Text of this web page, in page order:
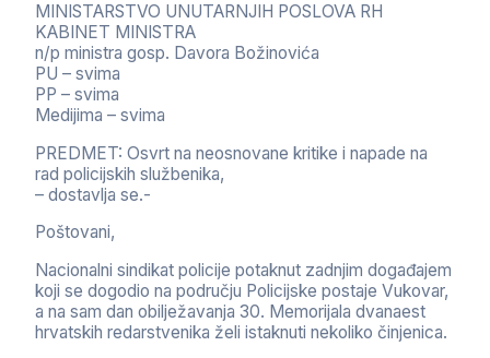
MINISTARSTVO UNUTARNJIH POSLOVA RH
KABINET MINISTRA
n/p ministra gosp. Davora Božinovića
PU – svima
PP – svima
Medijima – svima
PREDMET: Osvrt na neosnovane kritike i napade na
rad policijskih službenika,
– dostavlja se.-
Poštovani,
Nacionalni sindikat policije potaknut zadnjim događajem
koji se dogodio na području Policijske postaje Vukovar,
a na sam dan obilježavanja 30. Memorijala dvanaest
hrvatskih redarstvenika želi istaknuti nekoliko činjenica.